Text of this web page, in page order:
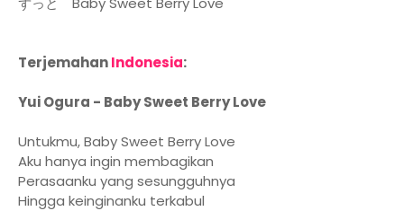
TerjemahanIndonesia:
Yui Ogura - Baby Sweet Berry Love
Untukmu, Baby Sweet Berry Love
Aku hanya ingin membagikan
Perasaanku yang sesungguhnya
Hingga keinginanku terkabul